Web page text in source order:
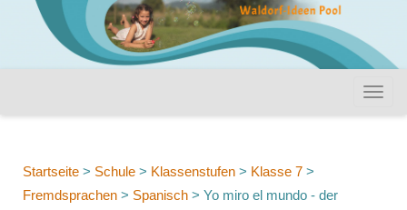
Startseite > Schule > Klassenstufen > Klasse 7 >
Fremdsprachen > Spanisch > Yo miro el mundo - der